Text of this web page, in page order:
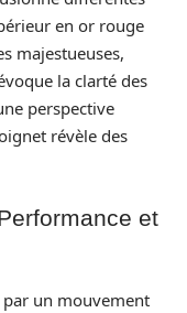
en or rouge
majestueuses,
la clarté des
perspective
révèle des
et
un mouvement